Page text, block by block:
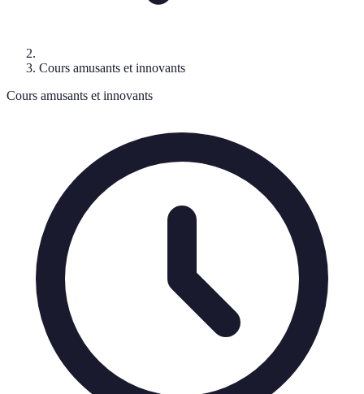
Cours amusants et innovants
Cours amusants et innovants